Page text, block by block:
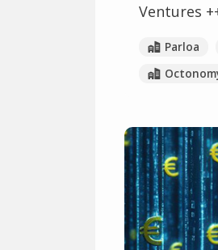
Ventures
Parloa